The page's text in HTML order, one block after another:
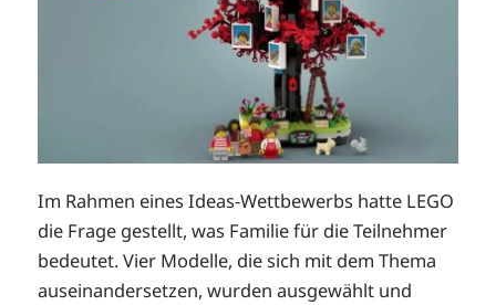
Im Rahmen eines Ideas-Wettbewerbs hatte LEGO
die Frage gestellt, was Familie für die Teilnehmer
bedeutet. Vier Modelle, die sich mit dem Thema
auseinandersetzen, wurden ausgewählt und